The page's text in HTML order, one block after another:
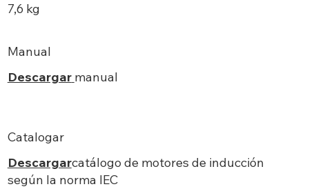
7,6 kg
Manual
Descargar manual
Catalogar
Descargarcatálogo de motores de inducción
según la norma IEC